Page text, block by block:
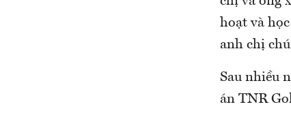
hoạt và
anh chị
Sau nhiều
án TNR